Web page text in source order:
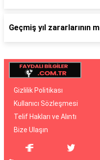
Geçmiş yıl zararlarının
Gizlilik Politikası
Kullanıcı Sözleşmesi
Telif Hakları ve Alıntı
Bize Ulaşın